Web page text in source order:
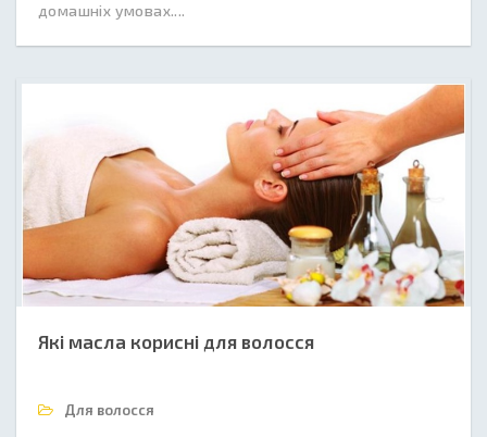
домашніх умовах....
Які масла корисні для волосся
Для волосся